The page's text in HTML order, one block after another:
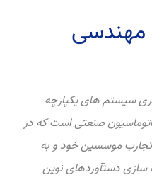
سیستم های یکپارچه
صنعتی است که در
از تجارب موسسین خود و به
دستآوردهای نوین